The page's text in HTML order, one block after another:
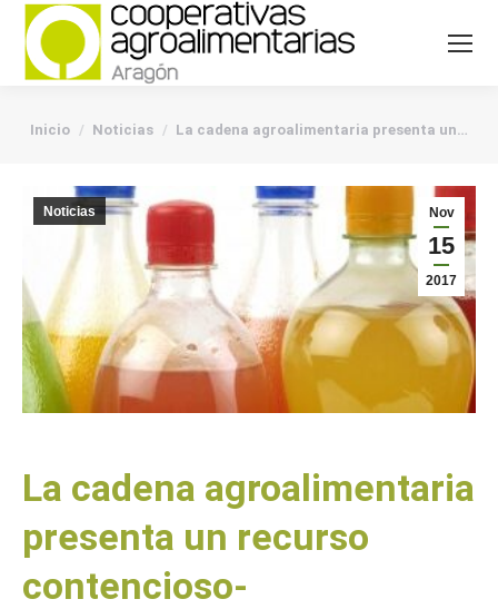
You are here:
Inicio Noticias La cadena agroalimentaria presenta un…
Nov
15
2017
Noticias
La cadena agroalimentaria
presenta un recurso
contencioso-